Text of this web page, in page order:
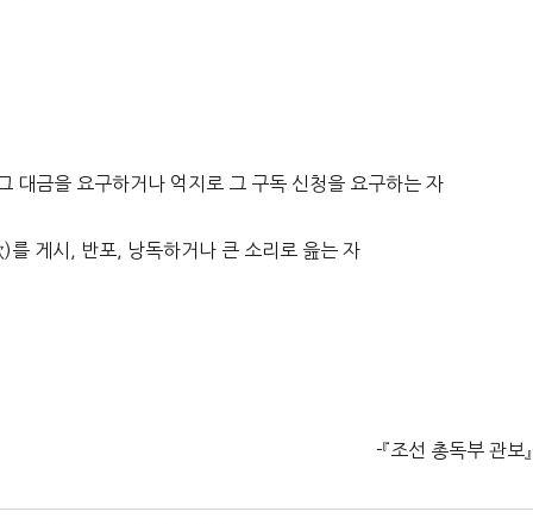
대금을 요구하거나 억지로 그 구독 신청을 요구하는 자
게시, 반포, 낭독하거나 큰 소리로 읊는 자
-『조선 총독부 관보